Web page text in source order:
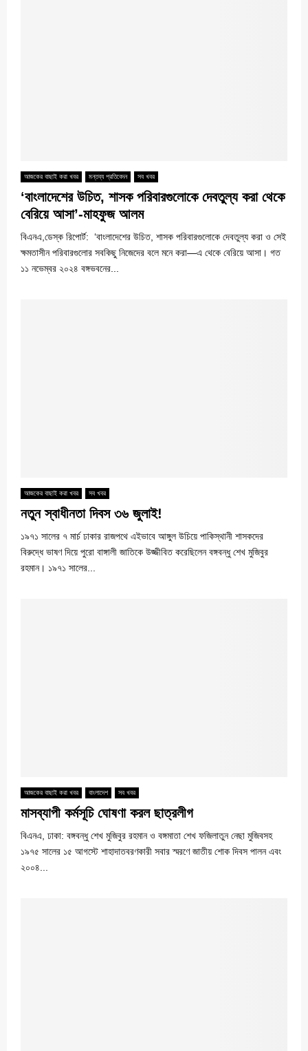
আজকের বাছাই করা খবর মন্তব্য প্রতিবেদন সব খবর
‘বাংলাদেশের উচিত, শাসক পরিবারগুলোকে দেবতুল্য করা থেকে
বেরিয়ে আসা’-মাহফুজ আলম
বিএনএ,ডেস্ক রিপোর্ট: ‘বাংলাদেশের উচিত, শাসক পরিবারগুলোকে দেবতুল্য করা ও সেই
ক্ষমতাসীন পরিবারগুলোর সবকিছু নিজেদের বলে মনে করা—এ থেকে বেরিয়ে আসা। গত
১১ নভেম্বর ২০২৪ বঙ্গভবনের...
আজকের বাছাই করা খবর সব খবর
নতুন স্বাধীনতা দিবস ৩৬ জুলাই!
১৯৭১ সালের ৭ মার্চ ঢাকার রাজপথে এইভাবে আঙ্গুল উচিয়ে পাকিস্থানী শাসকদের
বিরুদ্ধে ভাষণ দিয়ে পুরো বাঙ্গালী জাতিকে উজ্জীবিত করেছিলেন বঙ্গবন্ধু শেখ মুজিবুর
রহমান। ১৯৭১ সালের...
আজকের বাছাই করা খবর বাংলাদেশ সব খবর
মাসব্যাপী কর্মসূচি ঘোষণা করল ছাত্রলীগ
বিএনএ, ঢাকা: বঙ্গবন্ধু শেখ মুজিবুর রহমান ও বঙ্গমাতা শেখ ফজিলাতুন নেছা মুজিবসহ
১৯৭৫ সালের ১৫ আগস্টে শাহাদাতবরণকারী সবার স্মরণে জাতীয় শোক দিবস পালন এবং
২০০৪...